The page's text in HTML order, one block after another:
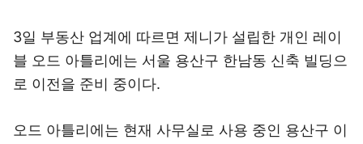
3일 부동산 업계에 따르면 제니가 설립한 개인 레이
블 오드 아틀리에는 서울 용산구 한남동 신축 빌딩으
로 이전을 준비 중이다.
오드 아틀리에는 현재 사무실로 사용 중인 용산구 이